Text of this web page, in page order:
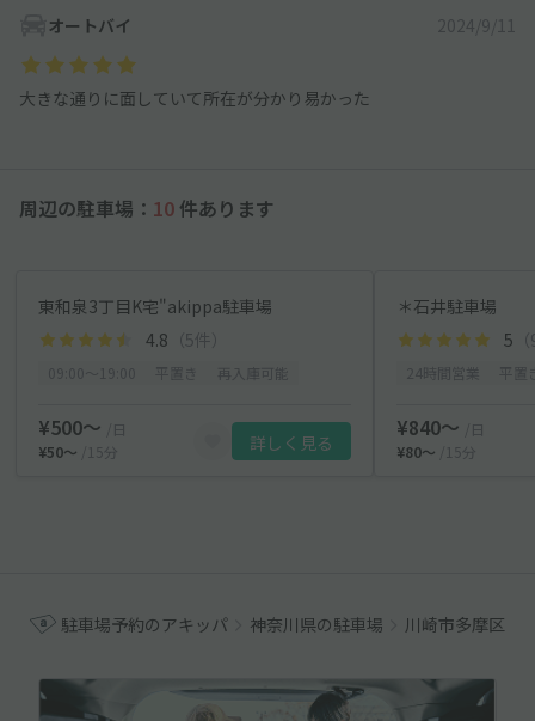
オートバイ 2024/9/11
大きな通りに面していて所在が分かり易かった
周辺の駐車場： 10 件あります
東和泉3丁目K宅"akippa駐車場
4.8 （5件）
¥500〜
/日
¥50〜
/15分 詳しく見る
＊石井駐車場
5
¥840〜
/日
¥80〜
/15分
駐車場予約のアキッパ 神奈川県の駐車場 川崎市多摩区の